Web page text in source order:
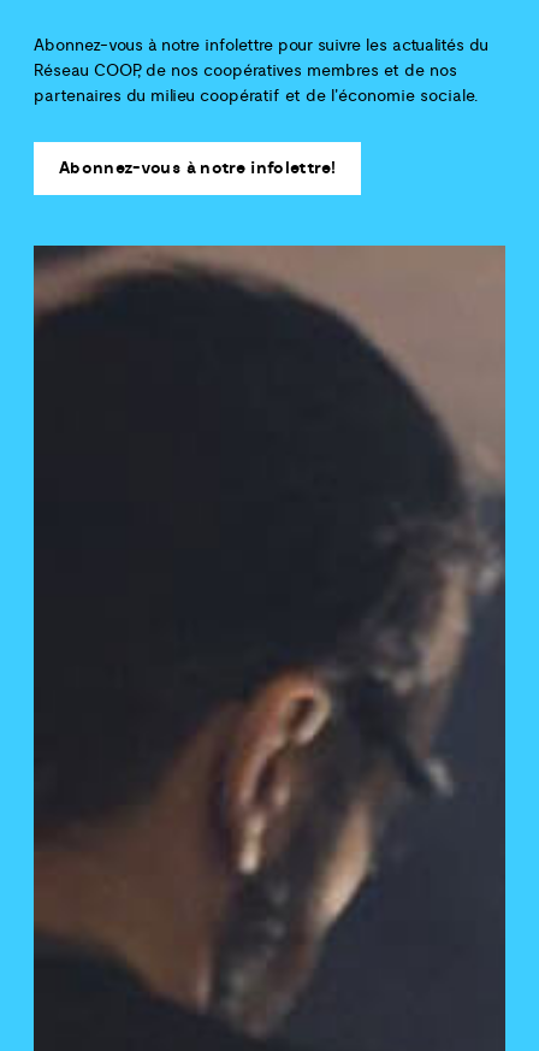
Abonnez-vous à notre infolettre pour suivre les actualités du
Réseau COOP, de nos coopératives membres et de nos
partenaires du milieu coopératif et de l'économie sociale.
Abonnez-vous à notre infolettre!